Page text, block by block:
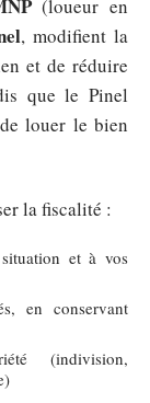
(loueur en
, modifient la
et de réduire
que le Pinel
louer le bien
la fiscalité :
et à vos
en conservant
(indivision,